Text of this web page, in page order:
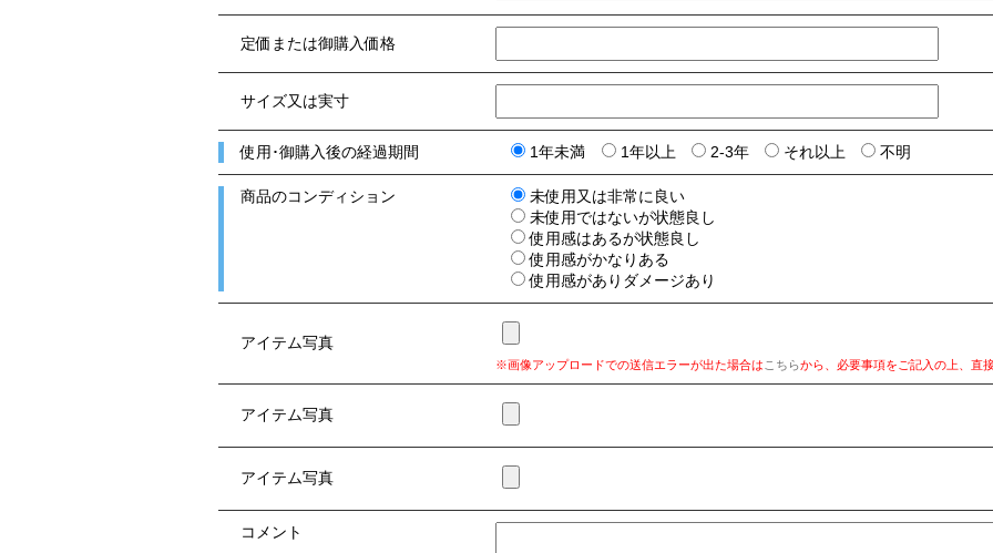
定価または御購入価格
サイズ又は実寸
使用･御購入後の経過期間 1年未満 1年以上 2-3年 それ以上 不明
商品のコンディション
未使用又は非常に良い
未使用ではないが状態良し
使用感はあるが状態良し
使用感がかなりある
使用感がありダメージあり
アイテム写真
※画像アップロードでの送信エラーが出た場合は こちらから、必要事項をご記入の上、直
アイテム写真
アイテム写真
コメント